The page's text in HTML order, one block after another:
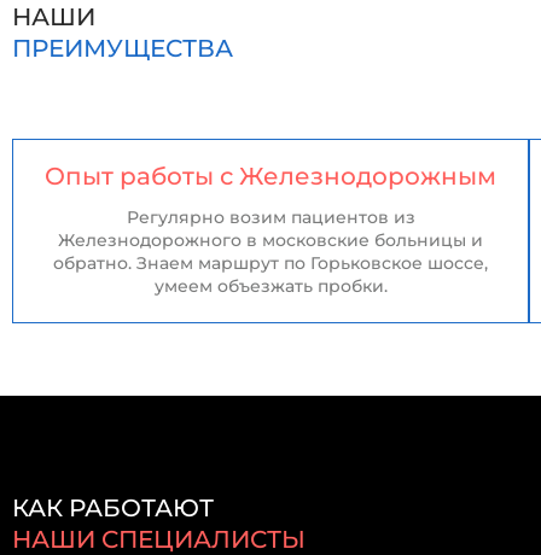
НАШИ
ПРЕИМУЩЕСТВА
Опыт работы с Железнодорожным
Регулярно возим пациентов из
Железнодорожного в московские больницы и
обратно. Знаем маршрут по Горьковское шоссе,
умеем объезжать пробки.
КАК РАБОТАЮТ
НАШИ СПЕЦИАЛИСТЫ